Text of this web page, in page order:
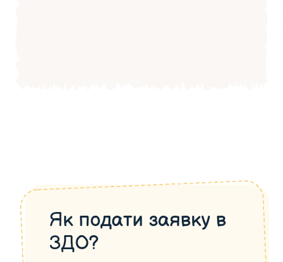
Як подати заявку в
ЗДО?